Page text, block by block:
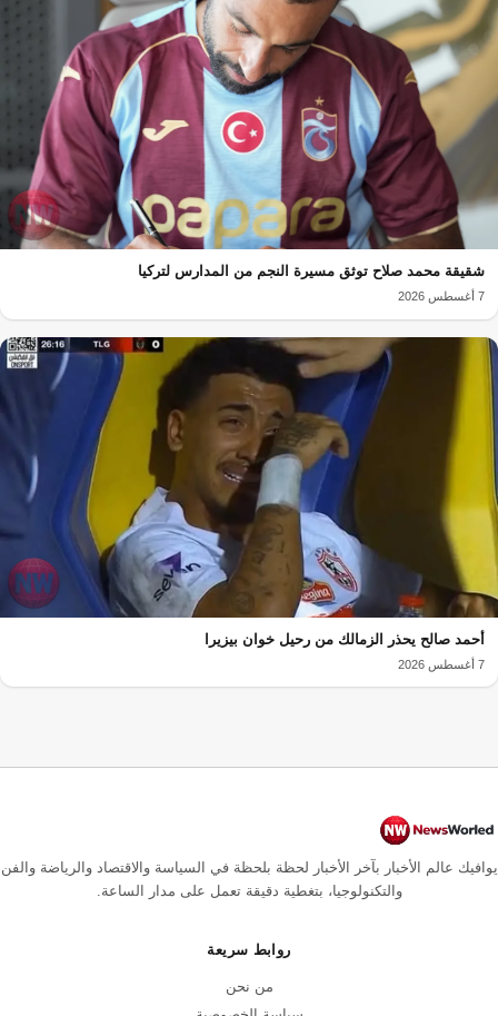
شقيقة محمد صلاح توثق مسيرة النجم من المدارس لتركيا
7 أغسطس 2026
أحمد صالح يحذر الزمالك من رحيل خوان بيزيرا
7 أغسطس 2026
يوافيك عالم الأخبار بآخر الأخبار لحظة بلحظة في السياسة والاقتصاد والرياضة والفن
والتكنولوجيا، بتغطية دقيقة تعمل على مدار الساعة.
روابط سريعة
من نحن